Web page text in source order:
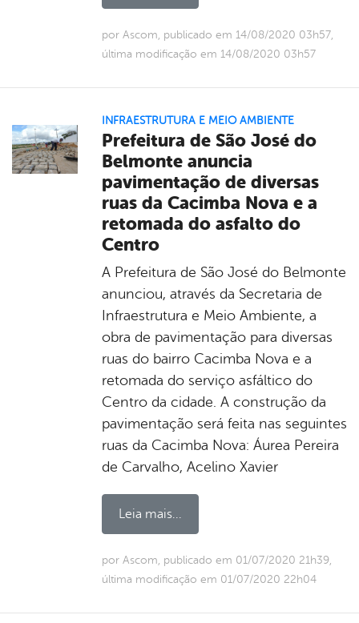
por Ascom, publicado em 14/08/2020 03h57,
última modificação em 14/08/2020 03h57
INFRAESTRUTURA E MEIO AMBIENTE
Prefeitura de São José do
Belmonte anuncia
pavimentação de diversas
ruas da Cacimba Nova e a
retomada do asfalto do
Centro
A Prefeitura de São José do Belmonte
anunciou, através da Secretaria de
Infraestrutura e Meio Ambiente, a
obra de pavimentação para diversas
ruas do bairro Cacimba Nova e a
retomada do serviço asfáltico do
Centro da cidade. A construção da
pavimentação será feita nas seguintes
ruas da Cacimba Nova: Áurea Pereira
de Carvalho, Acelino Xavier
Leia mais...
por Ascom, publicado em 01/07/2020 21h39,
última modificação em 01/07/2020 22h04